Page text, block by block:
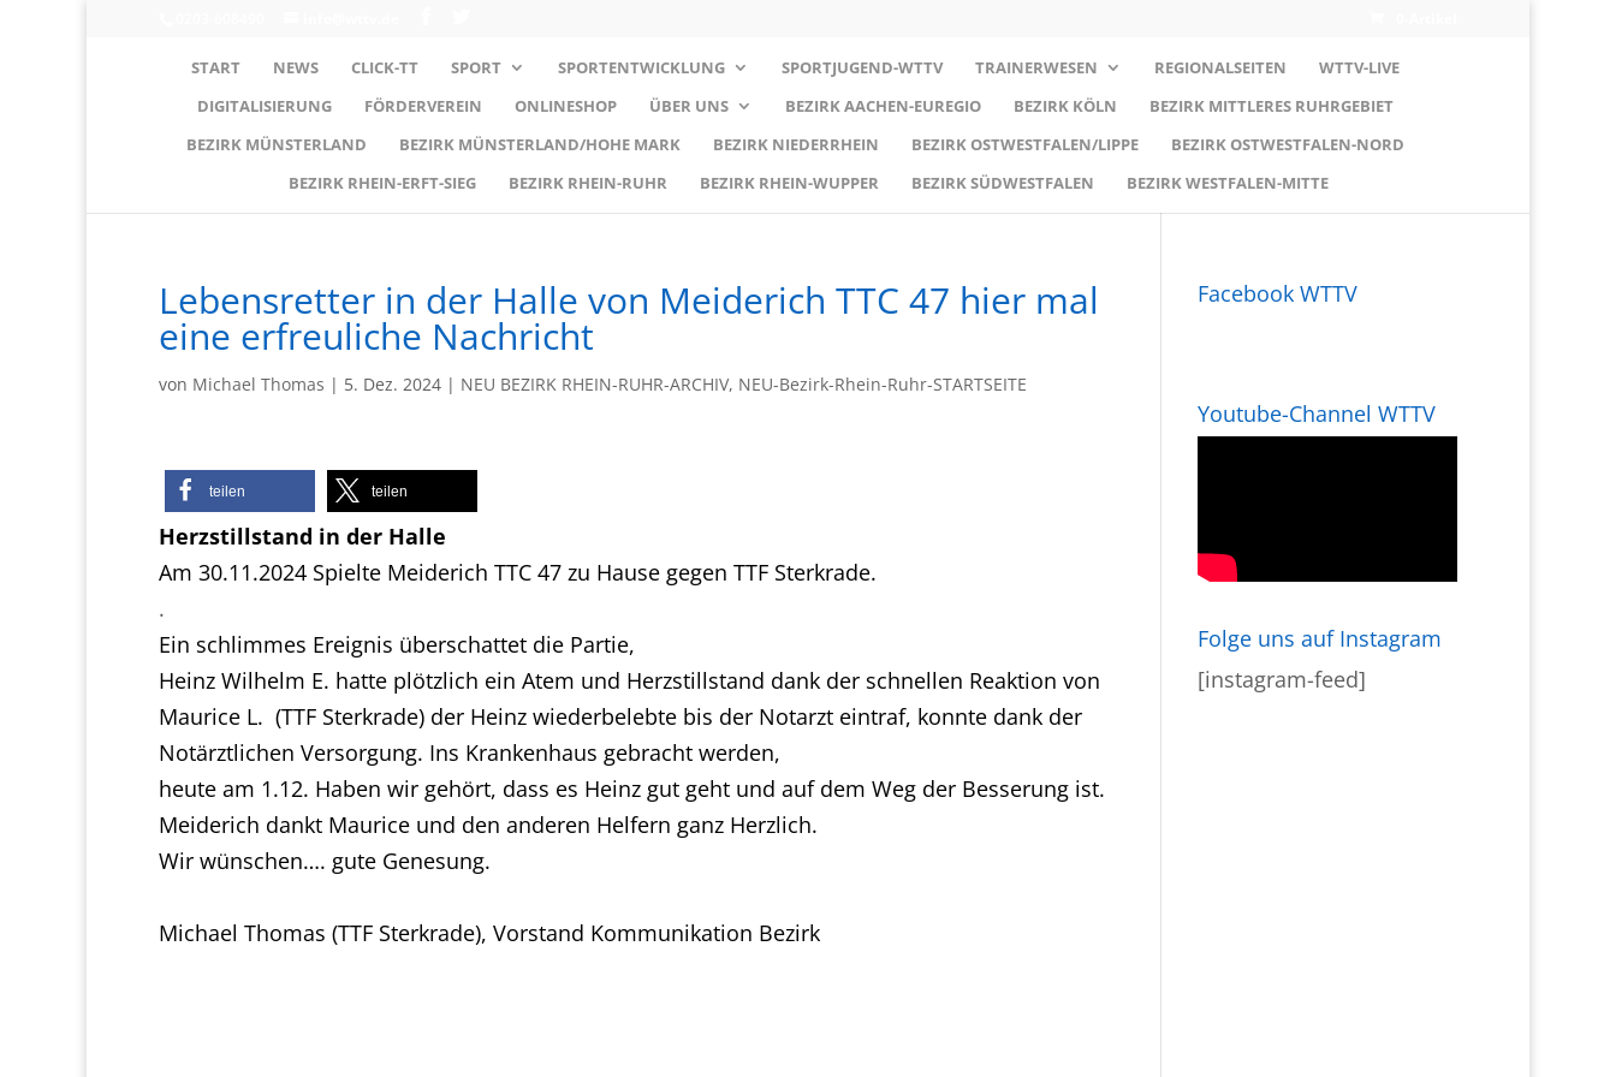
START NEWS CLICK-TT SPORT SPORTENTWICKLUNG SPORTJUGEND-WTTV TRAINERWESEN REGIONALSEITEN
WTTV-LIVE
DIGITALISIERUNG
FÖRDERVEREIN ONLINESHOP ÜBER UNS BEZIRK AACHEN-EUREGIO BEZIRK KÖLN
BEZIRK MITTLERES RUHRGEBIET
BEZIRK MÜNSTERLAND
BEZIRK MÜNSTERLAND/HOHE MARK BEZIRK NIEDERRHEIN BEZIRK OSTWESTFALEN/LIPPE
BEZIRK OSTWESTFALEN-NORD
BEZIRK RHEIN-ERFT-SIEG
BEZIRK RHEIN-RUHR BEZIRK RHEIN-WUPPER BEZIRK SÜDWESTFALEN BEZIRK WESTFALEN-MITTE
Lebensretter in der Halle von Meiderich TTC 47 hier mal
eine erfreuliche Nachricht
von Michael Thomas | 5. Dez. 2024 | NEU BEZIRK RHEIN-RUHR-ARCHIV, NEU-Bezirk-Rhein-Ruhr-STARTSEITE
teilen teilen
Herzstillstand in der Halle
Am 30.11.2024 Spielte Meiderich TTC 47 zu Hause gegen TTF Sterkrade.
.
Ein schlimmes Ereignis überschattet die Partie,
Heinz Wilhelm E. hatte plötzlich ein Atem und Herzstillstand dank der schnellen Reaktion von
Maurice L. (TTF Sterkrade) der Heinz wiederbelebte bis der Notarzt eintraf, konnte dank der
Notärztlichen Versorgung. Ins Krankenhaus gebracht werden,
heute am 1.12. Haben wir gehört, dass es Heinz gut geht und auf dem Weg der Besserung ist.
Meiderich dankt Maurice und den anderen Helfern ganz Herzlich.
Wir wünschen…. gute Genesung.
Michael Thomas (TTF Sterkrade), Vorstand Kommunikation Bezirk
Facebook WTTV
Youtube-Channel WTTV
Folge uns auf Instagram
[instagram-feed]